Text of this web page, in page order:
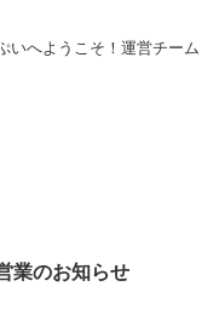
いへようこそ！運営チーム
業のお知らせ